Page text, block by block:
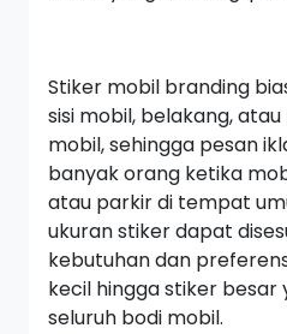
Stiker mobil branding
sisi mobil, belakang,
mobil, sehingga pesan
banyak orang ketika
atau parkir di tempat
ukuran stiker dapat
kebutuhan dan
kecil hingga stiker
seluruh bodi mobil.